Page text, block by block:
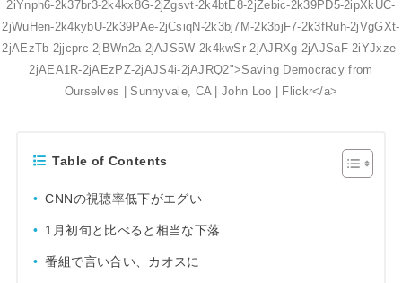
2iYnph6-2k37br3-2k4kx8G-2jZgsvt-2k4btE8-2jZebic-2k39PD5-2ipXkUC-
2jWuHen-2k4kybU-2k39PAe-2jCsiqN-2k3bj7M-2k3bjF7-2k3fRuh-2jVgGXt-
2jAEzTb-2jjcprc-2jBWn2a-2jAJS5W-2k4kwSr-2jAJRXg-2jAJSaF-2iYJxze-
2jAEA1R-2jAEzPZ-2jAJS4i-2jAJRQ2">Saving Democracy from
Ourselves | Sunnyvale, CA | John Loo | Flickr</a>
Table of Contents
CNNの視聴率低下がエグい
1月初旬と比べると相当な下落
番組で言い合い、カオスに